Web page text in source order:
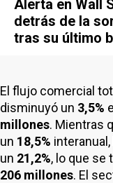
Alerta en Wall
detrás de la
tras su último
El flujo comercial
disminuyó un 3,5%
millones. Mientras
un 18,5%
un 21,2%, lo que se
206 millones. El